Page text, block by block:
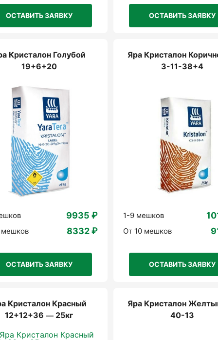
ОСТАВИТЬ ЗАЯВКУ ОСТАВИТЬ ЗАЯВКУ
Кристалон Голубой
19+6+20
9935 ₽
мешков 8332 ₽
ОСТАВИТЬ ЗАЯВКУ
Яра Кристалон
3-11-38+4
1-9 мешков
От 10 мешков
ОСТАВИТЬ ЗАЯВКУ
Кристалон Красный
12+12+36 — 25кг
Яра Кристалон
40-13